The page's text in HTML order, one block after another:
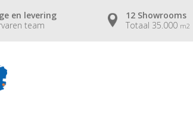
en levering
team
12 Showrooms
Totaal 35.000 m2